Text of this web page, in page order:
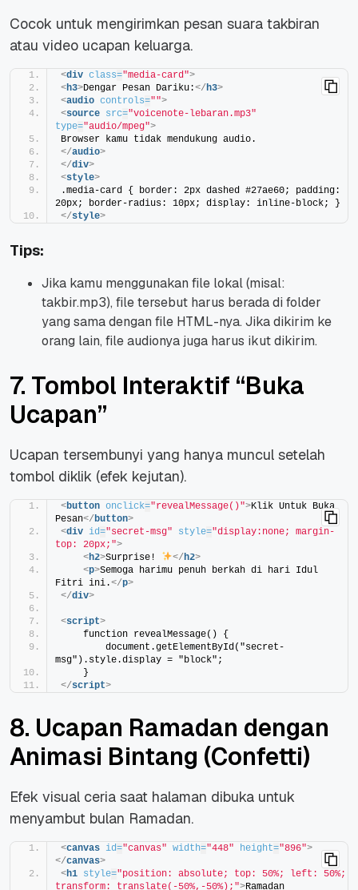
Cocok untuk mengirimkan pesan suara takbiran
atau video ucapan keluarga.
<div class="media-card">
<h3>Dengar Pesan Dariku:</h3>
<audio controls="">
<source src="voicenote-lebaran.mp3"
type="audio/mpeg">
Browser kamu tidak mendukung audio.
</audio>
</div>
<style>
.media-card { border: 2px dashed #27ae60; padding:
20px; border-radius: 10px; display: inline-block; }
</style>
Tips:
Jika kamu menggunakan file lokal (misal:
takbir.mp3), file tersebut harus berada di folder
yang sama dengan file HTML-nya. Jika dikirim ke
orang lain, file audionya juga harus ikut dikirim.
7. Tombol Interaktif “Buka
Ucapan”
Ucapan tersembunyi yang hanya muncul setelah
tombol diklik (efek kejutan).
<button onclick="revealMessage()">Klik Untuk Buka
Pesan</button>
<div id="secret-msg" style="display:none; margin-
top: 20px;">
<h2>Surprise! </h2>
<p>Semoga harimu penuh berkah di hari Idul
Fitri ini.</p>
</div>
<script>
    function revealMessage() {
        document.getElementById("secret-
msg").style.display = "block";
    }
</script>
8. Ucapan Ramadan dengan
Animasi Bintang (Confetti)
Efek visual ceria saat halaman dibuka untuk
menyambut bulan Ramadan.
<canvas id="canvas" width="448" height="896">
</canvas>
<h1 style="position: absolute; top: 50%; left: 50%;
transform: translate(-50%,-50%);">Ramadan